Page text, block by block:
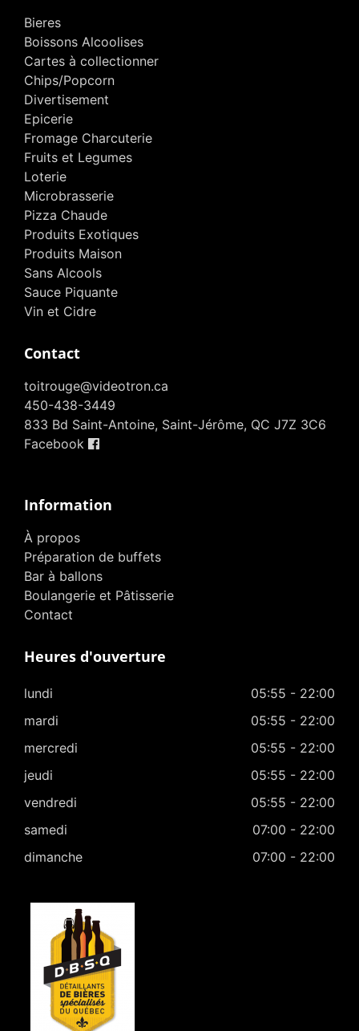
Bieres
Boissons Alcoolises
Cartes à collectionner
Chips/Popcorn
Divertisement
Epicerie
Fromage Charcuterie
Fruits et Legumes
Loterie
Microbrasserie
Pizza Chaude
Produits Exotiques
Produits Maison
Sans Alcools
Sauce Piquante
Vin et Cidre
Contact
toitrouge@videotron.ca
450-438-3449
833 Bd Saint-Antoine, Saint-Jérôme, QC J7Z 3C6
Facebook
Information
À propos
Préparation de buffets
Bar à ballons
Boulangerie et Pâtisserie
Contact
Heures d'ouverture
lundi
05:55 - 22:00
mardi
05:55 - 22:00
mercredi
05:55 - 22:00
jeudi
05:55 - 22:00
vendredi
05:55 - 22:00
samedi
07:00 - 22:00
dimanche
07:00 - 22:00